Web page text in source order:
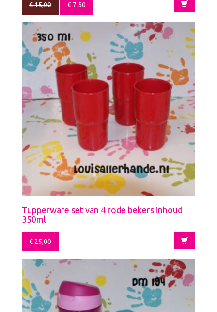
€15,00 € 7,50
Tupperware set van 4 rode bekers inhoud
350ml
€ 25,00